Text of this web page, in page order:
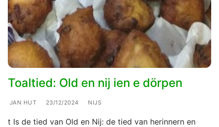
Toaltied: Old en nij ien e dörpen
JAN HUT 23/12/2024 NIJS
t Is de tied van Old en Nij: de tied van herinnern en